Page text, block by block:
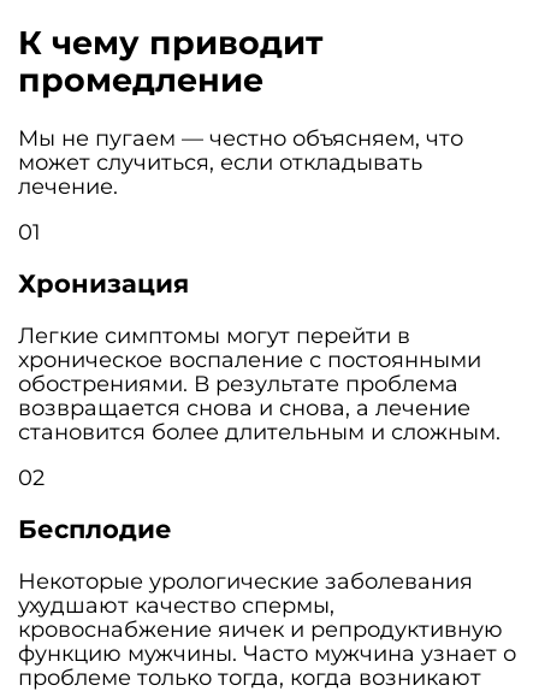
К чему приводит
промедление
Мы не пугаем — честно объясняем, что
может случиться, если откладывать
лечение.
01
Хронизация
Легкие симптомы могут перейти в
хроническое воспаление с постоянными
обострениями. В результате проблема
возвращается снова и снова, а лечение
становится более длительным и сложным.
02
Бесплодие
Некоторые урологические заболевания
ухудшают качество спермы,
кровоснабжение яичек и репродуктивную
функцию мужчины. Часто мужчина узнает о
проблеме только тогда, когда возникают